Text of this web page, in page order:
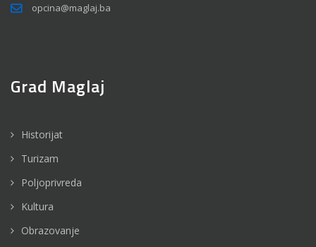
opcina@maglaj.ba
Grad Maglaj
Historijat
Turizam
Poljoprivreda
Kultura
Obrazovanje